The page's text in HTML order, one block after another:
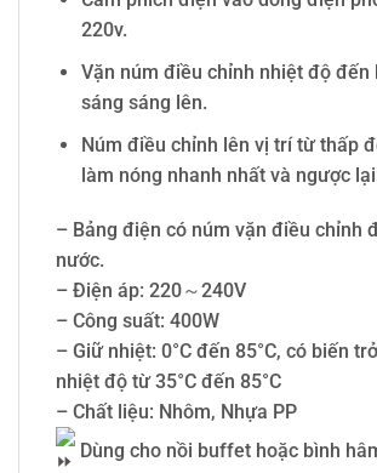
220v.
Vặn núm điều chỉnh nhiệt độ đến
sáng sáng lên.
Núm điều chỉnh lên vị trí từ thấp
làm nóng nhanh nhất và ngược
– Bảng điện có núm vặn điều chỉnh
nước.
– Điện áp: 220～240V
– Công suất: 400W
– Giữ nhiệt: 0°C đến 85°C, có biến
nhiệt độ từ 35°C đến 85°C
– Chất liệu: Nhôm, Nhựa PP
Dùng cho nồi buffet hoặc bình